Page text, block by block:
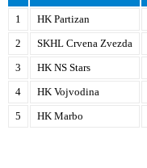
1 HK Partizan
2
SKHL Crvena Zvezda
3
HK NS Stars
4
HK Vojvodina
5
HK Marbo